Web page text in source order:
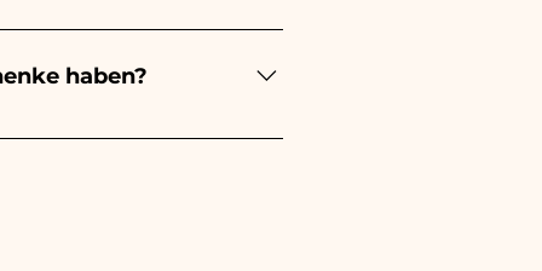
kümmern müssen.
haben?
an, außerdem